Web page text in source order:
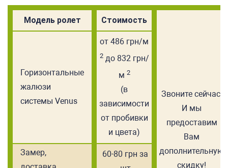
Модель ролет Стоимость
Звоните сейчас!
И мы
предоставим
Вам
дополнительную
скидку!
Горизонтальные
жалюзи
системы Venus
от 486 грн/м
2до 832 грн/
м 2
(в
зависимости
от пробивки
и цвета)
Замер,
60-80 грн за